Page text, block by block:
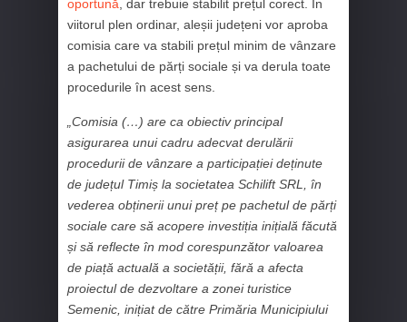
oportună, dar trebuie stabilit prețul corect. În
viitorul plen ordinar, aleșii județeni vor aproba
comisia care va stabili prețul minim de vânzare
a pachetului de părți sociale și va derula toate
procedurile în acest sens.
„Comisia (…) are ca obiectiv principal
asigurarea unui cadru adecvat derulării
procedurii de vânzare a participației deținute
de județul Timiș la societatea Schilift SRL, în
vederea obținerii unui preț pe pachetul de părți
sociale care să acopere investiția inițială făcută
și să reflecte în mod corespunzător valoarea
de piață actuală a societății, fără a afecta
proiectul de dezvoltare a zonei turistice
Semenic, inițiat de către Primăria Municipiului